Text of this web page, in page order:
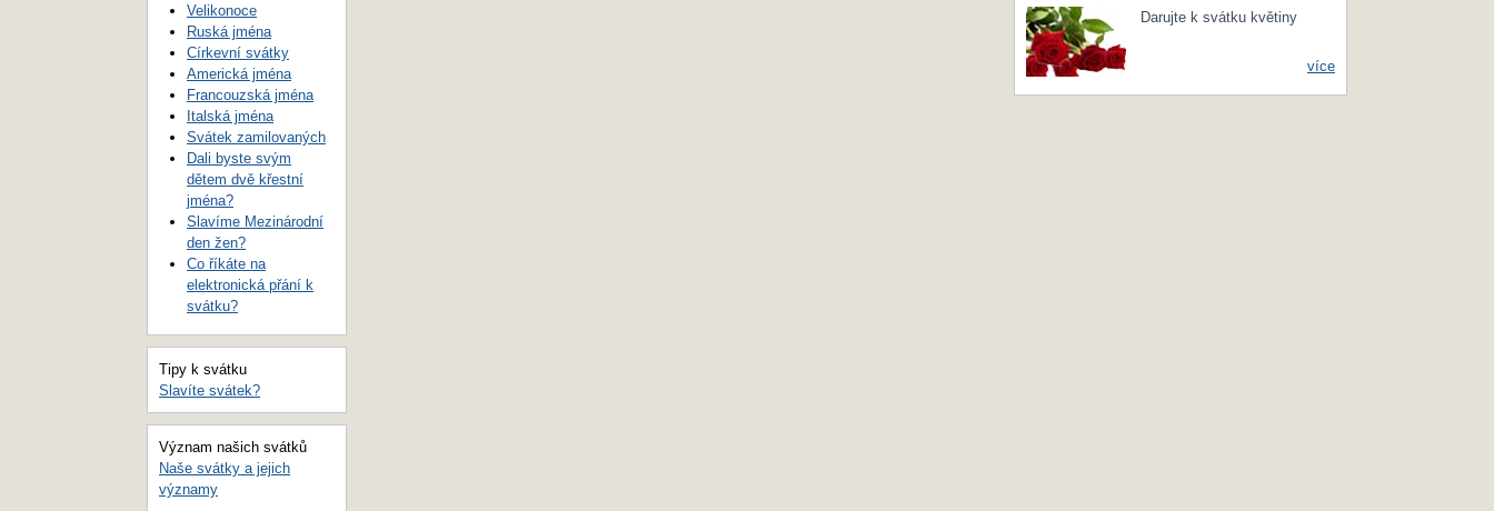
Darujte k svátku květiny
více
Velikonoce
Ruská jména
Církevní svátky
Americká jména
Francouzská jména
Italská jména
Svátek zamilovaných
Dali byste svým
dětem dvě křestní
jména?
Slavíme Mezinárodní
den žen?
Co říkáte na
elektronická přání k
svátku?
Tipy k svátku
Slavíte svátek?
Význam našich svátků
Naše svátky a jejich
významy